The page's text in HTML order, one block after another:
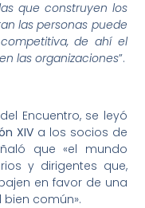
que construyen los
las personas puede
de ahí el
las organizaciones”.
Encuentro, se leyó
XIV a los socios de
que «el mundo
y dirigentes que,
en favor de una
común».